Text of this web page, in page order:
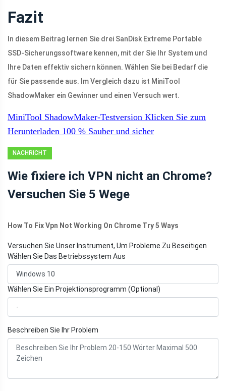
Fazit
In diesem Beitrag lernen Sie drei SanDisk Extreme Portable
SSD-Sicherungssoftware kennen, mit der Sie Ihr System und
Ihre Daten effektiv sichern können. Wählen Sie bei Bedarf die
für Sie passende aus. Im Vergleich dazu ist MiniTool
ShadowMaker ein Gewinner und einen Versuch wert.
MiniTool ShadowMaker-Testversion Klicken Sie zum
Herunterladen 100 % Sauber und sicher
NACHRICHT
Wie fixiere ich VPN nicht an Chrome?
Versuchen Sie 5 Wege
How To Fix Vpn Not Working On Chrome Try 5 Ways
Versuchen Sie Unser Instrument, Um Probleme Zu Beseitigen
Wählen Sie Das Betriebssystem Aus
Wählen Sie Ein Projektionsprogramm (Optional)
Beschreiben Sie Ihr Problem